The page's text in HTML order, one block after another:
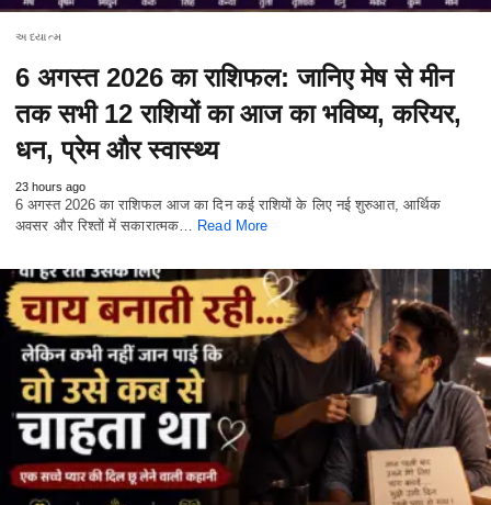
અધ્યાત્મ
6 अगस्त 2026 का राशिफल: जानिए मेष से मीन
तक सभी 12 राशियों का आज का भविष्य, करियर,
धन, प्रेम और स्वास्थ्य
23 hours ago
6 अगस्त 2026 का राशिफल आज का दिन कई राशियों के लिए नई शुरुआत, आर्थिक
अवसर और रिश्तों में सकारात्मक…
Read More